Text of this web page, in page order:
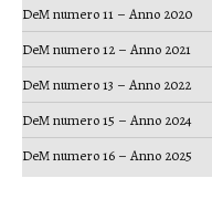
DeM numero 11 – Anno 2020
DeM numero 12 – Anno 2021
DeM numero 13 – Anno 2022
DeM numero 15 – Anno 2024
DeM numero 16 – Anno 2025